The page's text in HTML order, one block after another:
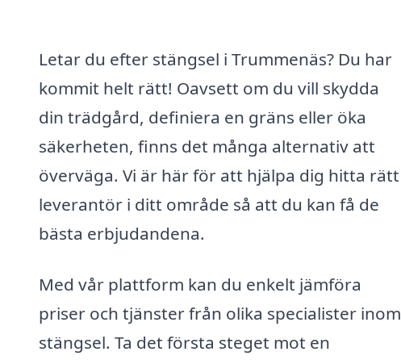
Letar du efter stängsel i Trummenäs? Du har
kommit helt rätt! Oavsett om du vill skydda
din trädgård, definiera en gräns eller öka
säkerheten, finns det många alternativ att
överväga. Vi är här för att hjälpa dig hitta rätt
leverantör i ditt område så att du kan få de
bästa erbjudandena.
Med vår plattform kan du enkelt jämföra
priser och tjänster från olika specialister inom
stängsel. Ta det första steget mot en